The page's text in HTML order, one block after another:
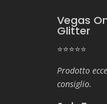
Vegas
Glitter
⭐⭐⭐⭐⭐
Prodotto
consiglio.